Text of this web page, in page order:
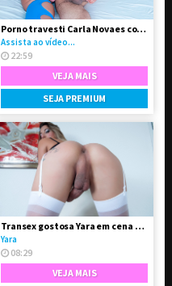
Porno travesti Carla Novaes comendo homem
Assista ao vídeo...
22:59
VEJA MAIS
SEJA PREMIUM
Transex gostosa Yara em cena solo
Yara
08:29
VEJA MAIS